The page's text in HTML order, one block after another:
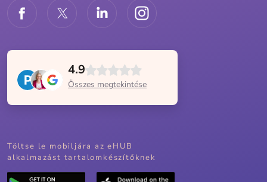
4.9
Összes megtekintése
Töltse le mobiljára az eHUB
alkalmazást tartalomkészítőknek